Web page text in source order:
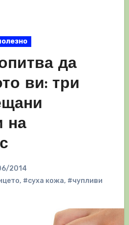
да
ви: три
на
2014
, #суха кожа, #чупливи